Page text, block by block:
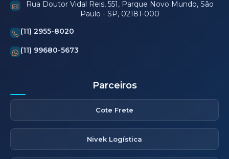
Rua Doutor Vidal Reis, 551, Parque Novo Mundo, São
Paulo - SP, 02181-000
(11) 2955-8020
(11) 99680-5673
Parceiros
Cote Frete
Nivek Logística